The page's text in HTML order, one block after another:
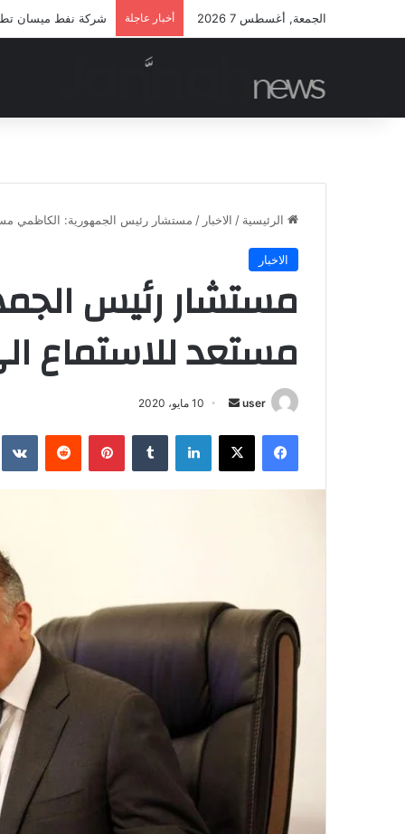
الجمعة, أغسطس 7 2026 أخبار عاجلة شركة نفط ميسان تطلق
الرئيسية / الاخبار / مستشار رئيس الجمهورية: الكاظمي
الاخبار
مستشار رئيس
مستعد للاستماع
user
أرسل 10 مايو، 2020
فيسبوك ‫X لينكدإن بينتيريست